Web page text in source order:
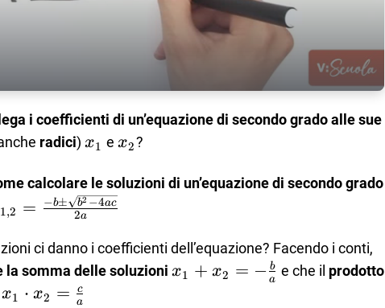
i coefficienti di un’equazione di secondo grado alle sue
radici) x_1
x1 e x_2
x2?
calcolare le soluzioni di un’equazione di secondo grado
4ac}}
1,2 = 2a
−b± b2 −4ac
ci danno i coefficienti dell’equazione? Facendo i conti,
la somma delle soluzioni x_1+x_2=-
x1 + x2 = − a
b e che il prodotto
x_1\cdot
x1 ⋅ x2 = a
c